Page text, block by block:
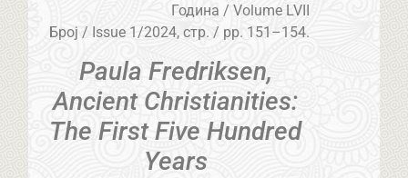
Година / Volume LVII
Број / Issue 1/2024, стр. / pp. 151–154.
Paula Fredriksen,
Ancient Christianities:
The First Five Hundred
Years